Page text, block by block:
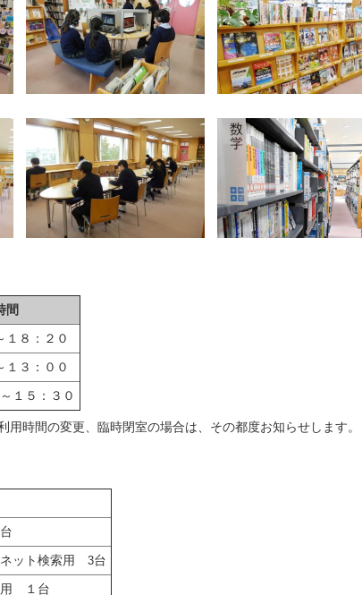
間
１８：２０
１３：００
１５：３０
用時間の変更、臨時閉室の場合は、その都度お知らせします。
ット検索用 3台
用 １台